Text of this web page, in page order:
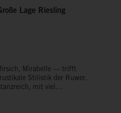
Lage Riesling
Mirabelle — trifft
Stilistik der Ruwer.
mit viel